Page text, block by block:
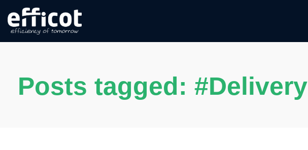
Posts tagged: #Delivery